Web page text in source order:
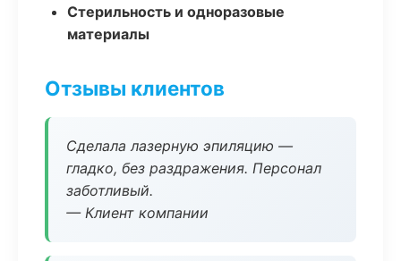
Стерильность и одноразовые
материалы
Отзывы клиентов
Сделала лазерную эпиляцию —
гладко, без раздражения. Персонал
заботливый.
— Клиент компании